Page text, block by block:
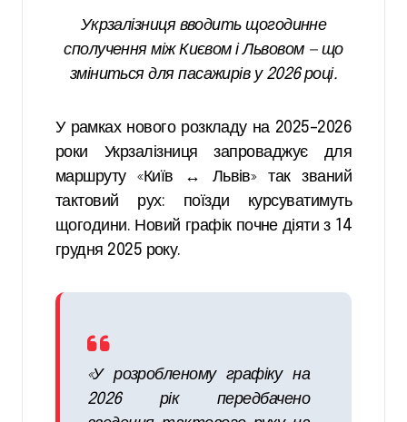
Укрзалізниця вводить щогодинне
сполучення між Києвом і Львовом — що
зміниться для пасажирів у 2026 році.
У рамках нового розкладу на 2025–2026
роки Укрзалізниця запроваджує для
маршруту «Київ ↔ Львів» так званий
тактовий рух: поїзди курсуватимуть
щогодини. Новий графік почне діяти з 14
грудня 2025 року.
«У розробленому графіку на
2026 рік передбачено